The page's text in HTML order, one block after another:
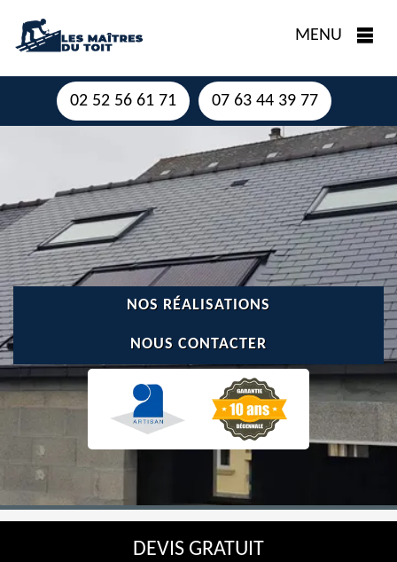
MENU
02 52 56 61 71 07 63 44 39 77
NOS RÉALISATIONS
NOUS CONTACTER
DEVIS GRATUIT